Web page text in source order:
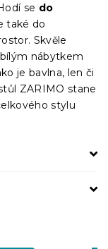
se do
také do
Skvěle
nábytkem
je bavlna, len či
ZARIMO stane
stylu